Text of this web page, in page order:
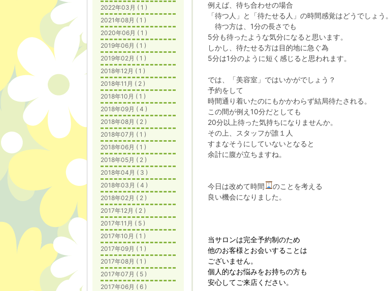
例えば、待ち合わせの場合
「待つ人」と「待たせる人」の時間感覚はどうでしょう。
待つ方は、1分の長さでも
5分も待ったような気分になると思います。
しかし、待たせる方は目的地に急ぐ為
5分は1分のように短く感じると思われます。
では、「美容室」ではいかがでしょう？
予約をして
時間通り着いたのにもかかわらず結局待たされる。
この間が例え10分だとしても
20分以上待った気持ちになりませんか。
その上、スタッフが誰１人
すまなそうにしていないとなると
余計に腹が立ちますね。
今日は改めて時間
のことを考える
良い機会になりました。
当サロンは完全予約制のため
他のお客様とお会いすることは
ございません。
個人的なお悩みをお持ちの方も
安心してご来店ください。
2022年03月 ( 1 )
2021年08月 ( 1 )
2020年06月 ( 1 )
2019年06月 ( 1 )
2019年02月 ( 1 )
2018年12月 ( 1 )
2018年11月 ( 2 )
2018年10月 ( 1 )
2018年09月 ( 4 )
2018年08月 ( 2 )
2018年07月 ( 1 )
2018年06月 ( 1 )
2018年05月 ( 2 )
2018年04月 ( 3 )
2018年03月 ( 4 )
2018年02月 ( 2 )
2017年12月 ( 2 )
2017年11月 ( 5 )
2017年10月 ( 1 )
2017年09月 ( 1 )
2017年08月 ( 1 )
2017年07月 ( 5 )
2017年06月 ( 6 )